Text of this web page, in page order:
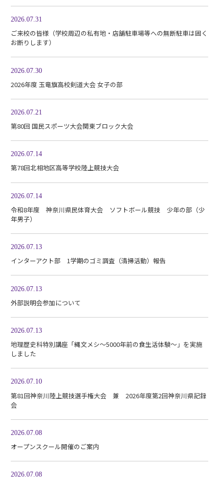
2026.07.31
ご来校の皆様（学校周辺の私有地・店舗駐車場等への無断駐車は固く
お断りします）
2026.07.30
2026年度 玉竜旗高校剣道大会 女子の部
2026.07.21
第80回 国民スポーツ大会関東ブロック大会
2026.07.14
第78回北相地区高等学校陸上競技大会
2026.07.14
令和8年度 神奈川県民体育大会 ソフトボール競技 少年の部（少
年男子）
2026.07.13
インターアクト部 1学期のゴミ調査（清掃活動）報告
2026.07.13
外部説明会参加について
2026.07.13
地理歴史科特別講座「縄文メシ～5000年前の食生活体験～」を実施
しました
2026.07.10
第81回神奈川陸上競技選手権大会 兼 2026年度第2回神奈川県記録
会
2026.07.08
オープンスクール開催のご案内
2026.07.08